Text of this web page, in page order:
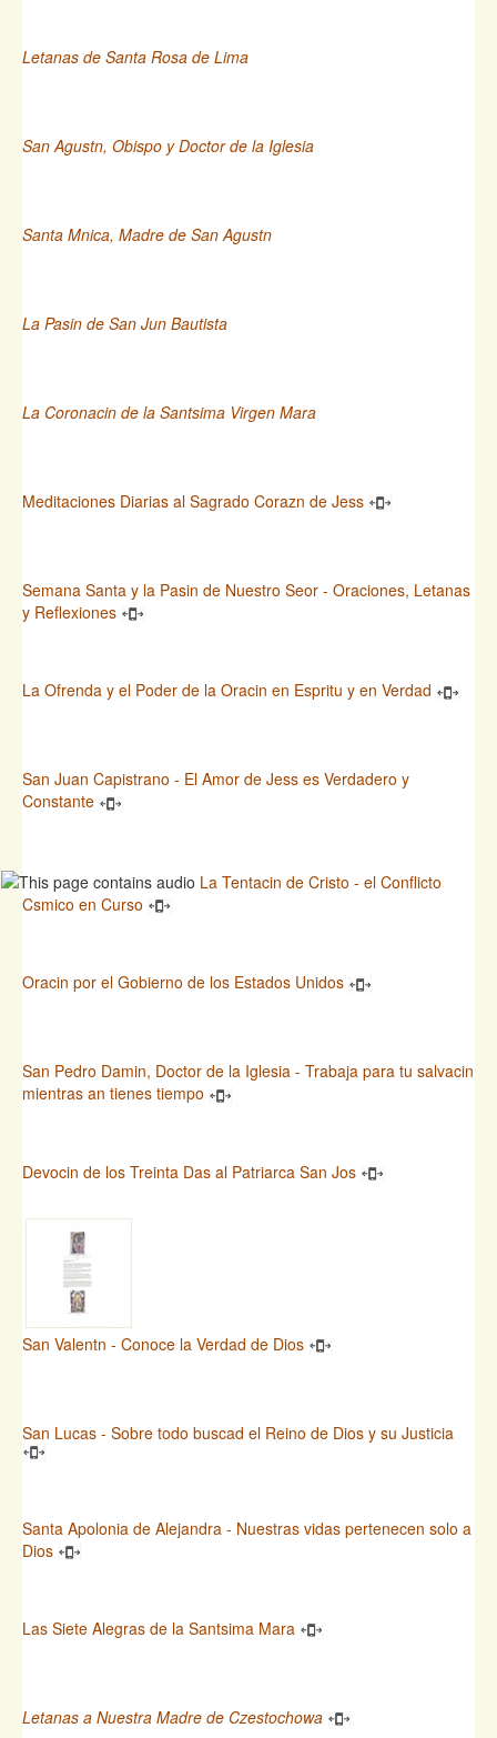
Letanas de Santa Rosa de Lima
San Agustn, Obispo y Doctor de la Iglesia
Santa Mnica, Madre de San Agustn
La Pasin de San Jun Bautista
La Coronacin de la Santsima Virgen Mara
Meditaciones Diarias al Sagrado Corazn de Jess
Semana Santa y la Pasin de Nuestro Seor - Oraciones, Letanas
y Reflexiones
La Ofrenda y el Poder de la Oracin en Espritu y en Verdad
San Juan Capistrano - El Amor de Jess es Verdadero y
Constante
La Tentacin de Cristo - el Conflicto
Csmico en Curso
Oracin por el Gobierno de los Estados Unidos
San Pedro Damin, Doctor de la Iglesia - Trabaja para tu salvacin
mientras an tienes tiempo
Devocin de los Treinta Das al Patriarca San Jos
San Valentn - Conoce la Verdad de Dios
San Lucas - Sobre todo buscad el Reino de Dios y su Justicia
Santa Apolonia de Alejandra - Nuestras vidas pertenecen solo a
Dios
Las Siete Alegras de la Santsima Mara
Letanas a Nuestra Madre de Czestochowa